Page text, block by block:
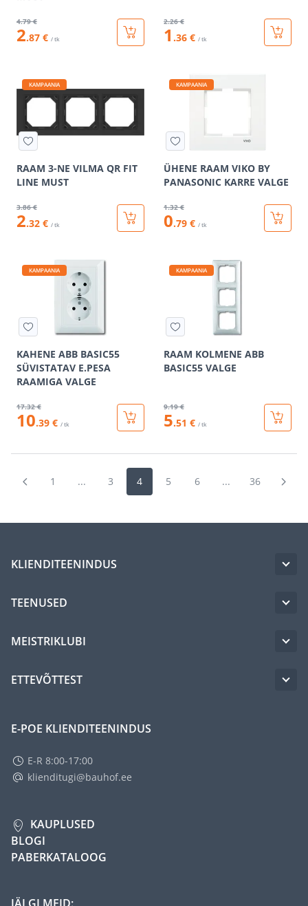
4.79 €
2.87 € / tk
2.26 €
1 .36 € / tk
KAMPAANIA
RAAM 3-NE VILMA QR FIT
LINE MUST
3.86 €
2.32 € / tk
KAMPAANIA
ÜHENE RAAM VIKO BY
PANASONIC KARRE VALGE
1.32 €
0.79 € / tk
KAMPAANIA
KAHENE ABB BASIC55
SÜVISTATAV E.PESA
RAAMIGA VALGE
17.32 €
10.39 € / tk
KAMPAANIA
RAAM KOLMENE ABB
BASIC55 VALGE
9.19 €
5.51 € / tk
1 ... 3 4 5 6 ... 36
KLIENDITEENINDUS
TEENUSED
MEISTRIKLUBI
ETTEVÕTTEST
E-POE KLIENDITEENINDUS
E-R 8:00-17:00
klienditugi@bauhof.ee
KAUPLUSED
BLOGI
PABERKATALOOG